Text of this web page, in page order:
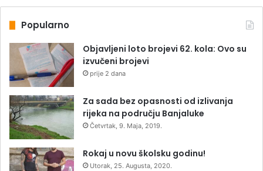
Popularno
Objavljeni loto brojevi 62. kola: Ovo su
izvučeni brojevi
prije 2 dana
Za sada bez opasnosti od izlivanja
rijeka na području Banjaluke
Četvrtak, 9. Maja, 2019.
Rokaj u novu školsku godinu!
Utorak, 25. Augusta, 2020.